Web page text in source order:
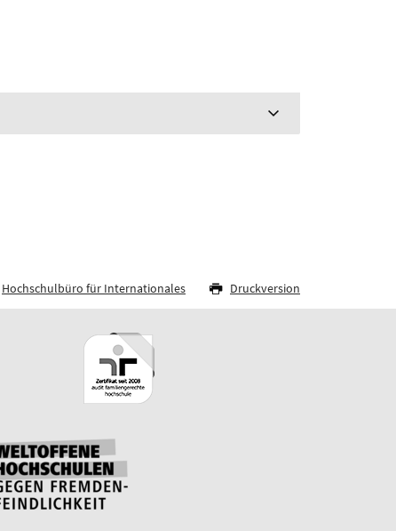
Hochschulbüro für Internationales Druckversion